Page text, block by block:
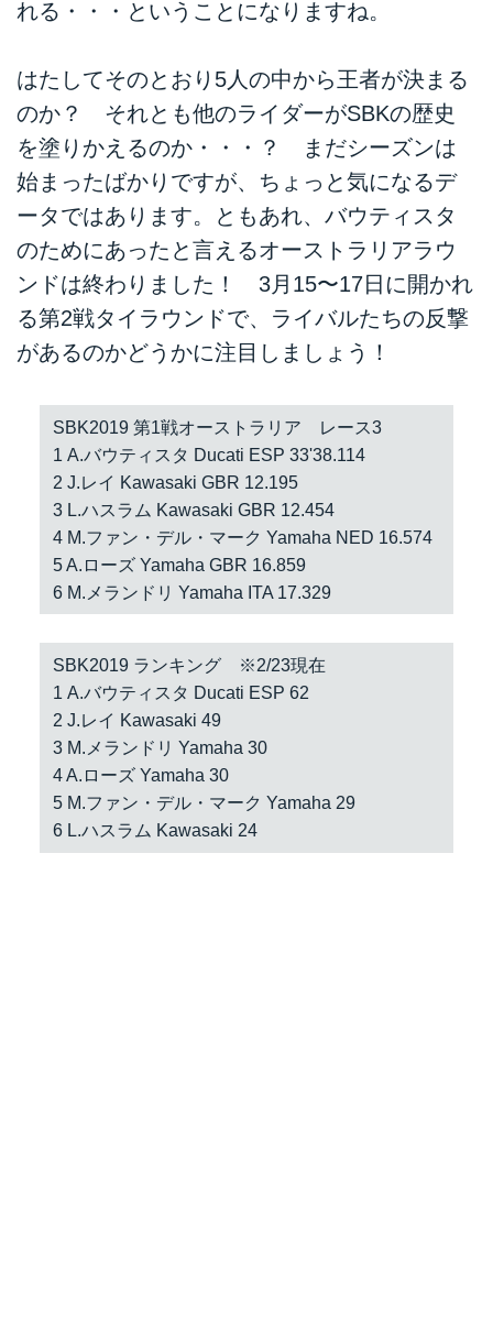
れる・・・ということになりますね。
はたしてそのとおり5人の中から王者が決まる
のか？ それとも他のライダーがSBKの歴史
を塗りかえるのか・・・？ まだシーズンは
始まったばかりですが、ちょっと気になるデ
ータではあります。ともあれ、バウティスタ
のためにあったと言えるオーストラリアラウ
ンドは終わりました！ 3月15〜17日に開かれ
る第2戦タイラウンドで、ライバルたちの反撃
があるのかどうかに注目しましょう！
SBK2019 第1戦オーストラリア レース3
1 A.バウティスタ Ducati ESP 33'38.114
2 J.レイ Kawasaki GBR 12.195
3 L.ハスラム Kawasaki GBR 12.454
4 M.ファン・デル・マーク Yamaha NED 16.574
5 A.ローズ Yamaha GBR 16.859
6 M.メランドリ Yamaha ITA 17.329
SBK2019 ランキング ※2/23現在
1 A.バウティスタ Ducati ESP 62
2 J.レイ Kawasaki 49
3 M.メランドリ Yamaha 30
4 A.ローズ Yamaha 30
5 M.ファン・デル・マーク Yamaha 29
6 L.ハスラム Kawasaki 24